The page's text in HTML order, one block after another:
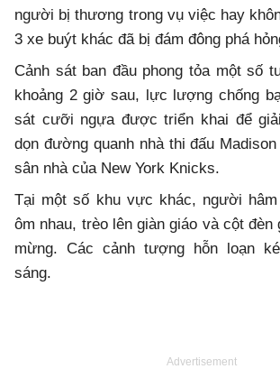
người bị thương trong vụ việc hay
3 xe buýt khác đã bị đám đông phá
Cảnh sát ban đầu phong tỏa một số
khoảng 2 giờ sau, lực lượng chống
sát cưỡi ngựa được triển khai để
dọn đường quanh nhà thi đấu
sân nhà của New York Knicks.
Tại một số khu vực khác, người hâm
ôm nhau, trèo lên giàn giáo và cột đèn
mừng. Các cảnh tượng hỗn loạn
sáng.
Advertisement